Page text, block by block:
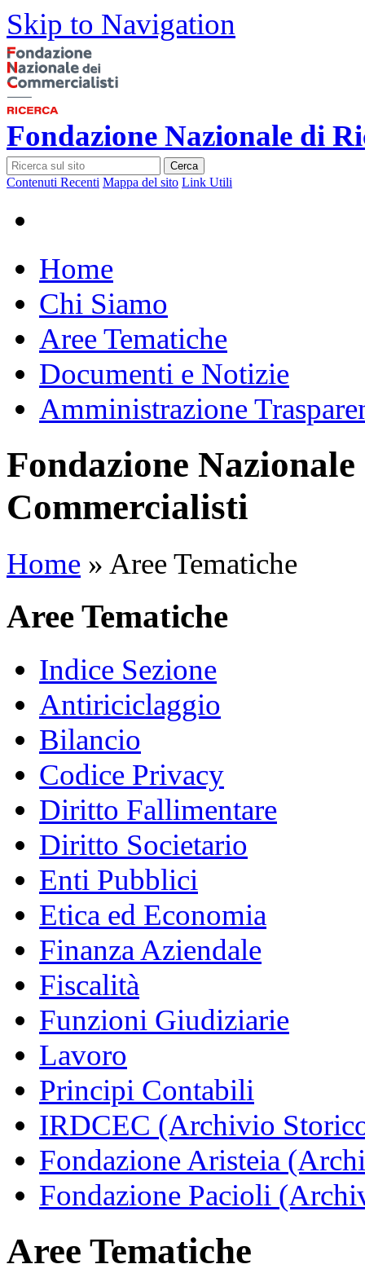
Skip to Navigation
Fondazione Nazionale di
Cerca
Contenuti Recenti Mappa del sito Link Utili
Home
Chi Siamo
Aree Tematiche
Documenti e Notizie
Amministrazione
Fondazione
Commercialisti
Home » Aree Tematiche
Aree Tematiche
Indice Sezione
Antiriciclaggio
Bilancio
Codice Privacy
Diritto Fallimentare
Diritto Societario
Enti Pubblici
Etica ed Economia
Finanza Aziendale
Fiscalità
Funzioni Giudiziarie
Lavoro
Principi Contabili
IRDCEC (Archivio
Fondazione Aristeia
Fondazione Pacioli
Aree Tematiche